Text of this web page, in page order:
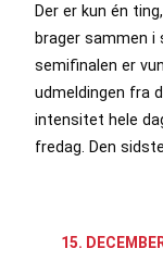
Der er kun én
brager sammen i
semifinalen er
udmeldingen fra
intensitet hele
fredag. Den
15.